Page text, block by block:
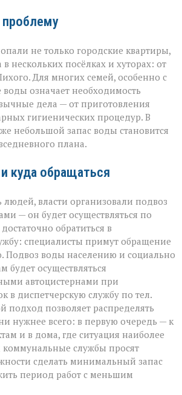
проблему
не только городские квартиры,
нескольких посёлках и хуторах: от
Для многих семей, особенно с
воды означает необходимость
дела — от приготовления
гигиенических процедур. В
небольшой запас воды становится
плана.
куда обращаться
власти организовали подвоз
— он будет осуществляться по
обратиться в
специалисты примут обращение
Подвоз воды населению и социально
будет осуществляться
автоцистернами при
в диспетчерскую службу по тел.
подход позволяет распределять
нужнее всего: в первую очередь — к
и в дома, где ситуация наиболее
службы просят
сделать минимальный запас
период работ с меньшим